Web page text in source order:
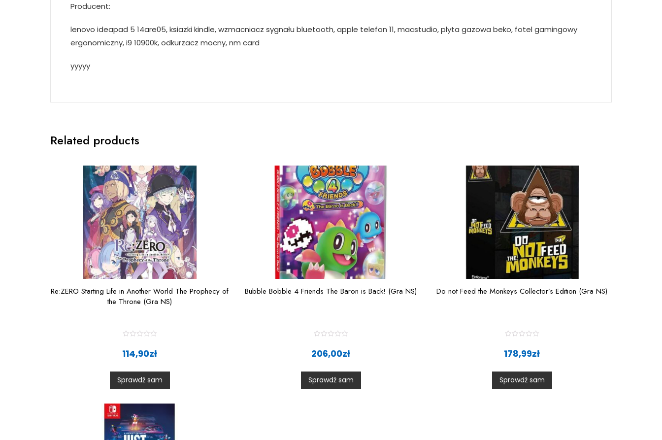
Producent:
lenovo ideapad 5 14are05, ksiazki kindle, wzmacniacz sygnału bluetooth, apple telefon 11, macstudio, plyta gazowa beko, fotel gamingowy
ergonomiczny, i9 10900k, odkurzacz mocny, nm card
yyyyy
Related products
Re:ZERO Starting Life in Another World The Prophecy of
the Throne (Gra NS)
0
o
u
t
114,90zł
Sprawdź sam
Bubble Bobble 4 Friends The Baron is Back! (Gra NS)
t
0
o
u
t
206,00zł
Sprawdź sam
Do not Feed the Monkeys Collector’s Edition (Gra NS)
0
o
u
t
178,99zł
Sprawdź sam